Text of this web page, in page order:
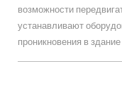
возможности
устанавливают
проникновения в